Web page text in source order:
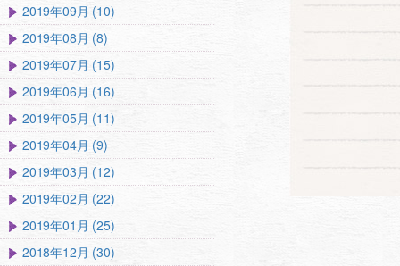
2019年09月 (10)
2019年08月 (8)
2019年07月 (15)
2019年06月 (16)
2019年05月 (11)
2019年04月 (9)
2019年03月 (12)
2019年02月 (22)
2019年01月 (25)
2018年12月 (30)